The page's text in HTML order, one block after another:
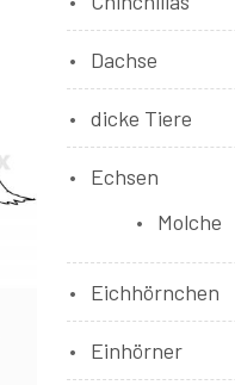
Dachse
dicke Tiere
Echsen
Molche
Eichhörnchen
Einhörner